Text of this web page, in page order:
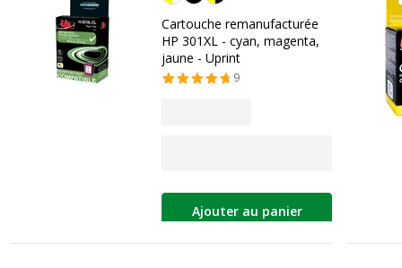
Cartouche remanufacturée
HP 301XL - cyan, magenta,
jaune - Uprint
9
Ajouter au panier